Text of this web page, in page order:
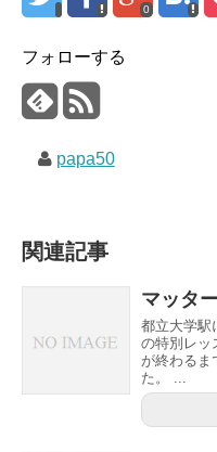
0
フォローする
papa50
関連記事
マッタ
都立大学駅
の特別レッ
が終わるま
た。 ...